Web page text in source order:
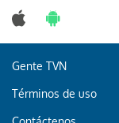
Gente TVN
Términos de uso